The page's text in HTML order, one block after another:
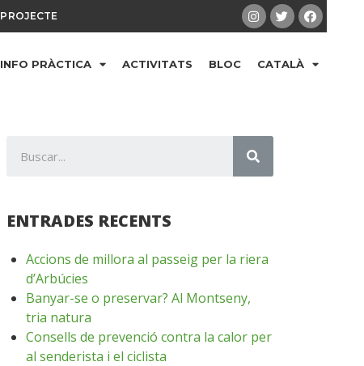
PROJECTE
INFO PRÀCTICA ACTIVITATS BLOC CATALÀ
ENTRADES RECENTS
Accions de millora al passeig per la riera
d’Arbúcies
Banyar-se o preservar? Al Montseny,
tria natura
Consells de prevenció contra la calor per
al senderista i el ciclista